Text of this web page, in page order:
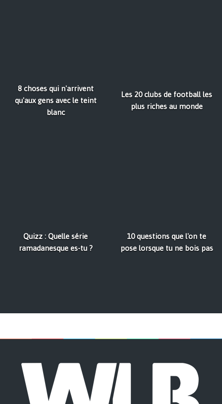
8 choses qui n'arrivent
qu'aux gens avec le teint
blanc
Les 20 clubs de football les
plus riches au monde
Quizz : Quelle série
ramadanesque es-tu ?
10 questions que l'on te
pose lorsque tu ne bois pas